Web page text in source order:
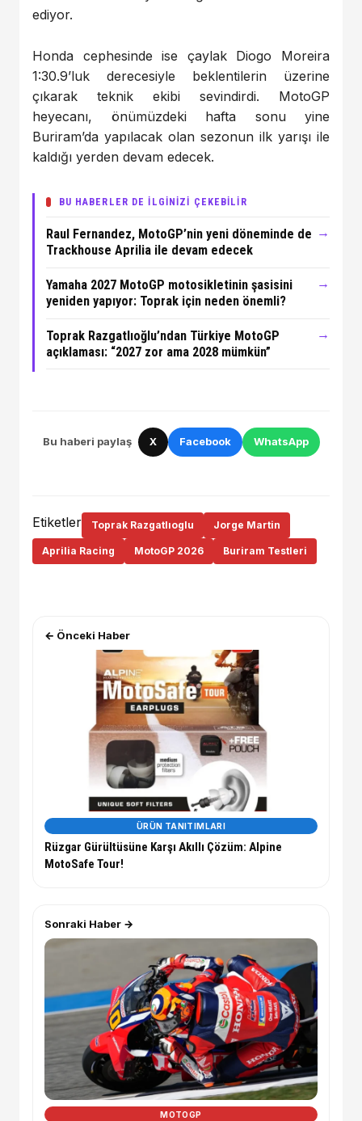
ediyor.
Honda cephesinde ise çaylak Diogo Moreira
1:30.9’luk derecesiyle beklentilerin üzerine
çıkarak teknik ekibi sevindirdi. MotoGP
heyecanı, önümüzdeki hafta sonu yine
Buriram’da yapılacak olan sezonun ilk yarışı ile
kaldığı yerden devam edecek.
BU HABERLER DE İLGİNİZİ ÇEKEBİLİR
Raul Fernandez, MotoGP’nin yeni döneminde de
Trackhouse Aprilia ile devam edecek
→
Yamaha 2027 MotoGP motosikletinin şasisini
yeniden yapıyor: Toprak için neden önemli?
→
Toprak Razgatlıoğlu’ndan Türkiye MotoGP
açıklaması: “2027 zor ama 2028 mümkün”
→
Bu haberi paylaş X Facebook WhatsApp
Etiketler Toprak Razgatlıoglu Jorge Martin
Aprilia Racing MotoGP 2026 Buriram Testleri
← Önceki Haber
ÜRÜN TANITIMLARI
Rüzgar Gürültüsüne Karşı Akıllı Çözüm: Alpine
MotoSafe Tour!
Sonraki Haber →
MOTOGP